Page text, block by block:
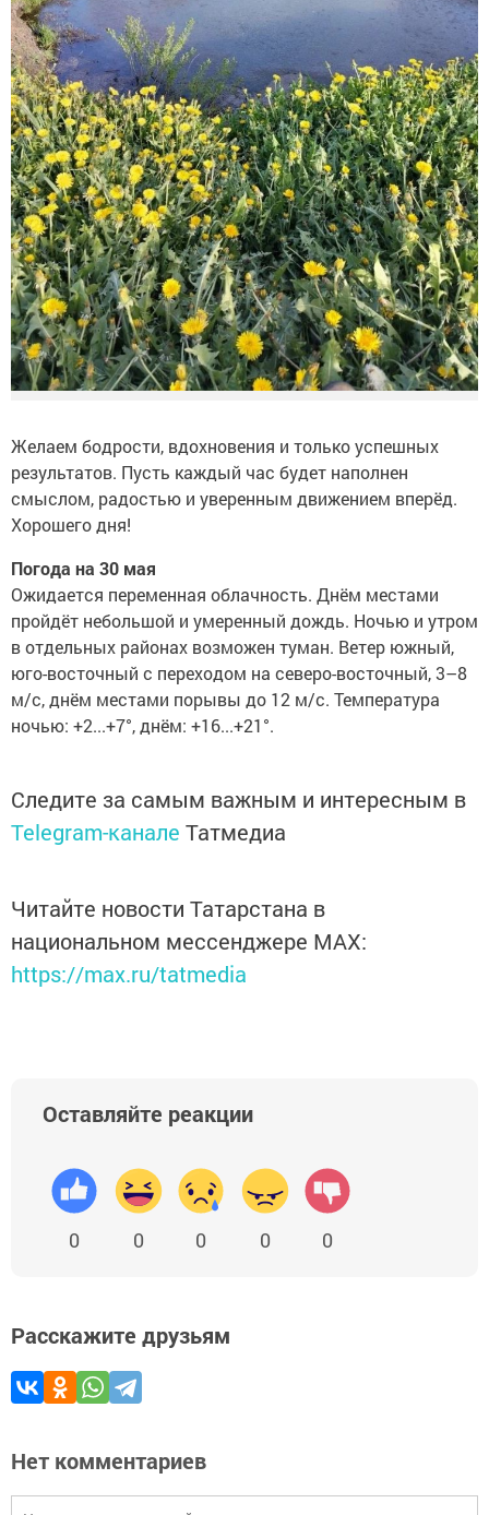
Желаем бодрости, вдохновения и только успешных
результатов. Пусть каждый час будет наполнен
смыслом, радостью и уверенным движением вперёд.
Хорошего дня!
Погода на 30 мая
Ожидается переменная облачность. Днём местами
пройдёт небольшой и умеренный дождь. Ночью и утром
в отдельных районах возможен туман. Ветер южный,
юго-восточный с переходом на северо-восточный, 3–8
м/с, днём местами порывы до 12 м/с. Температура
ночью: +2...+7°, днём: +16...+21°.
Следите за самым важным и интересным в
Telegram-канале Татмедиа
Читайте новости Татарстана в
национальном мессенджере MАХ:
https://max.ru/tatmedia
Оставляйте реакции
0 0 0 0 0
Расскажите друзьям
Нет комментариев